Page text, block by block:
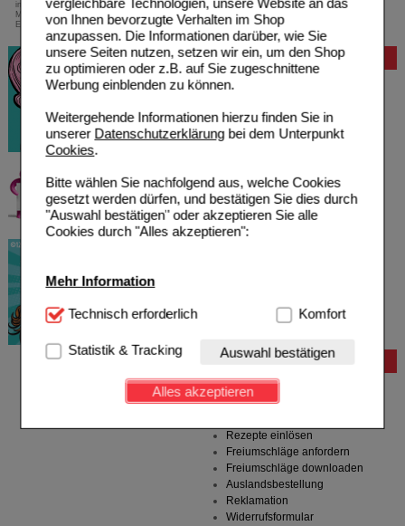
vergleichbare Technologien, unsere Website an das
von Ihnen bevorzugte Verhalten im Shop
anzupassen. Die Informationen darüber, wie Sie
unsere Seiten nutzen, setzen wir ein, um den Shop
zu optimieren oder z.B. auf Sie zugeschnittene
Werbung einblenden zu können.
Weitergehende Informationen hierzu finden Sie in
unserer Datenschutzerklärungbei dem Unterpunkt
Cookies.
Bitte wählen Sie nachfolgend aus, welche Cookies
gesetzt werden dürfen, und bestätigen Sie dies durch
"Auswahl bestätigen" oder akzeptieren Sie alle
Cookies durch "Alles akzeptieren":
Mehr Information
Technisch Notwendig:Hierbei handelt es sich um
Website notwendig sind (z.B. Navigation, Warenkorb,
Kundenkonto), weshalb auf diese nicht verzichtet
werden kann.
Einkaufserlebnis noch ansprechender zu gestalten,
beispielsweise für die Wiedererkennung des
Besuchers oder unsere Seite an bevorzugte
Verhaltensweisen (z.B. Spracheinstellung)
anzupassen. Komfort-Cookies ermöglichen es uns
auch auf Ihre Bedürfnisse zugeschrittene Inhalte
Technisch erforderlich Komfort
Statistik & Tracking Auswahl bestätigen
Alles akzeptieren
innerhalb Deutschlands bei einem
Mindestbestellwert von 13,99 Euro oder bei
Einsendung eines Kassenrezeptes
Bewertung
Bestellung
Hilfe zur Anmeldung
Hilfe zum Bestellvorgang
Rezepte einlösen
Freiumschläge anfordern
Freiumschläge downloaden
Auslandsbestellung
Reklamation
Widerrufsformular